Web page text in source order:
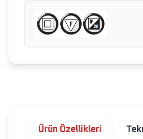
Ürün Özellikleri